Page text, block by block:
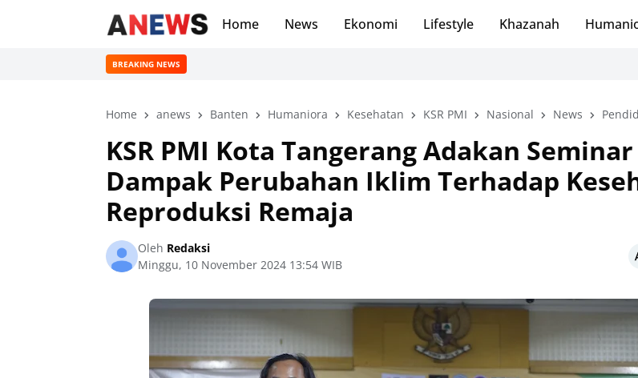
Home News Ekonomi Lifestyle Khazanah
BREAKING NEWS
Home anews Banten Humaniora Kesehatan KSR PMI Nasional News
KSR PMI Kota Tangerang Adakan Seminar
Dampak Perubahan Iklim Terhadap
Reproduksi Remaja
Oleh Redaksi
Minggu, 10 November 2024 13:54 WIB